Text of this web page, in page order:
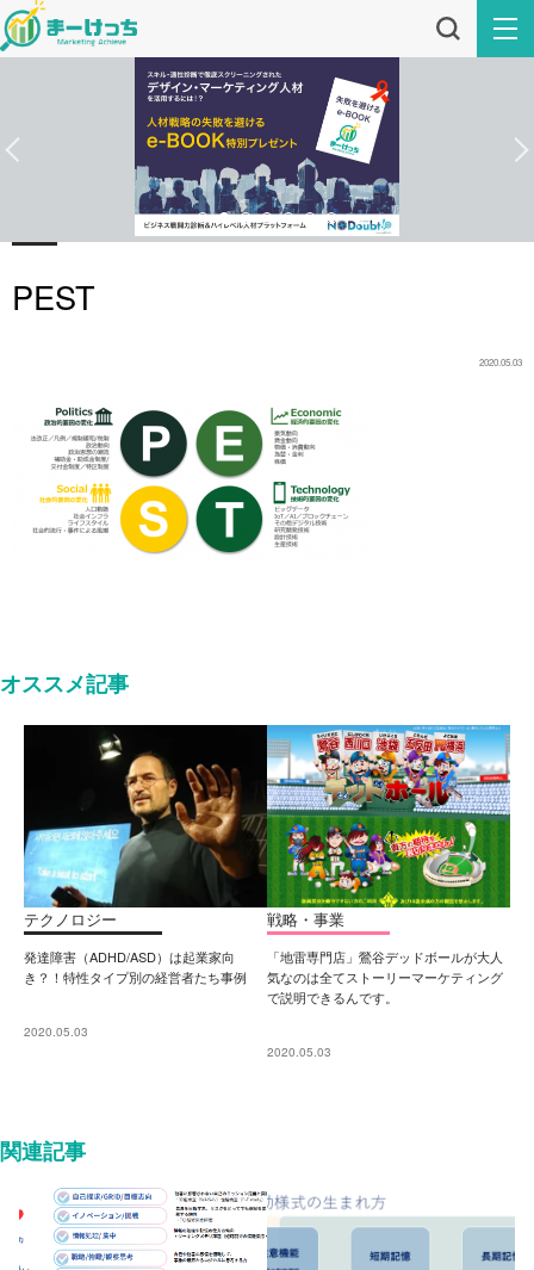
PEST
2020.05.03
オススメ記事
テクノロジー
発達障害（ADHD/ASD）は起業家向
き？！特性タイプ別の経営者たち事例
2020.05.03
戦略・事業
「地雷専門店」鶯谷デッドボールが大人
気なのは全てストーリーマーケティング
で説明できるんです。
2020.05.03
関連記事